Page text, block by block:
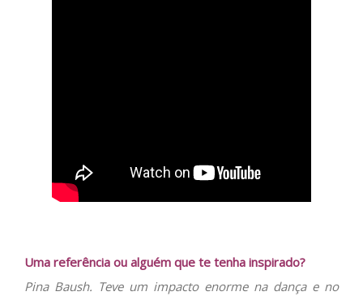
Uma referência ou alguém que te tenha inspirado?
Pina Baush. Teve um impacto enorme na dança e no